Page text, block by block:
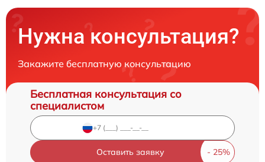
Нужна консультация?
Закажите бесплатную консультацию
Бесплатная консультация со
специалистом
Оставить заявку